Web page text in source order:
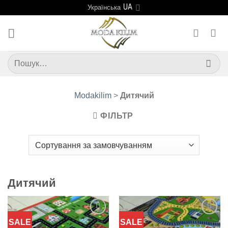
content
Українська
Шукати:
Modakilim> Дитячий
ФІЛЬТР
Дитячий
SALE
Додати
SALE
Додати